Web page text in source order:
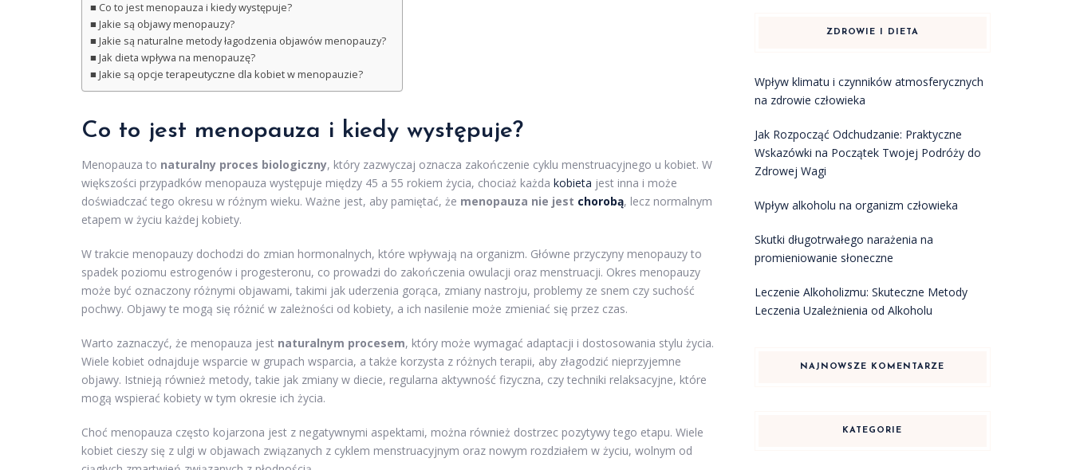
Co to jest menopauza i kiedy występuje?
Jakie są objawy menopauzy?
Jakie są naturalne metody łagodzenia objawów menopauzy?
Jak dieta wpływa na menopauzę?
Jakie są opcje terapeutyczne dla kobiet w menopauzie?
Co to jest menopauza i kiedy występuje?
Menopauza to naturalny proces biologiczny, który zazwyczaj oznacza zakończenie cyklu menstruacyjnego u kobiet. W
większości przypadków menopauza występuje między 45 a 55 rokiem życia, chociaż każda kobieta jest inna i może
doświadczać tego okresu w różnym wieku. Ważne jest, aby pamiętać, że menopauza nie jest chorobą, lecz normalnym
etapem w życiu każdej kobiety.
W trakcie menopauzy dochodzi do zmian hormonalnych, które wpływają na organizm. Główne przyczyny menopauzy to
spadek poziomu estrogenów i progesteronu, co prowadzi do zakończenia owulacji oraz menstruacji. Okres menopauzy
może być oznaczony różnymi objawami, takimi jak uderzenia gorąca, zmiany nastroju, problemy ze snem czy suchość
pochwy. Objawy te mogą się różnić w zależności od kobiety, a ich nasilenie może zmieniać się przez czas.
Warto zaznaczyć, że menopauza jest naturalnym procesem, który może wymagać adaptacji i dostosowania stylu życia.
Wiele kobiet odnajduje wsparcie w grupach wsparcia, a także korzysta z różnych terapii, aby złagodzić nieprzyjemne
objawy. Istnieją również metody, takie jak zmiany w diecie, regularna aktywność fizyczna, czy techniki relaksacyjne, które
mogą wspierać kobiety w tym okresie ich życia.
Choć menopauza często kojarzona jest z negatywnymi aspektami, można również dostrzec pozytywy tego etapu. Wiele
kobiet cieszy się z ulgi w objawach związanych z cyklem menstruacyjnym oraz nowym rozdziałem w życiu, wolnym od
ZDROWIE I DIETA
Wpływ klimatu i czynników atmosferycznych
na zdrowie człowieka
Jak Rozpocząć Odchudzanie: Praktyczne
Wskazówki na Początek Twojej Podróży do
Zdrowej Wagi
Wpływ alkoholu na organizm człowieka
Skutki długotrwałego narażenia na
promieniowanie słoneczne
Leczenie Alkoholizmu: Skuteczne Metody
Leczenia Uzależnienia od Alkoholu
NAJNOWSZE KOMENTARZE
KATEGORIE